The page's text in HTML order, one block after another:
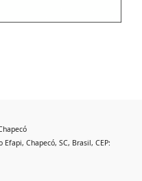
Chapecó, SC, Brasil, CEP: